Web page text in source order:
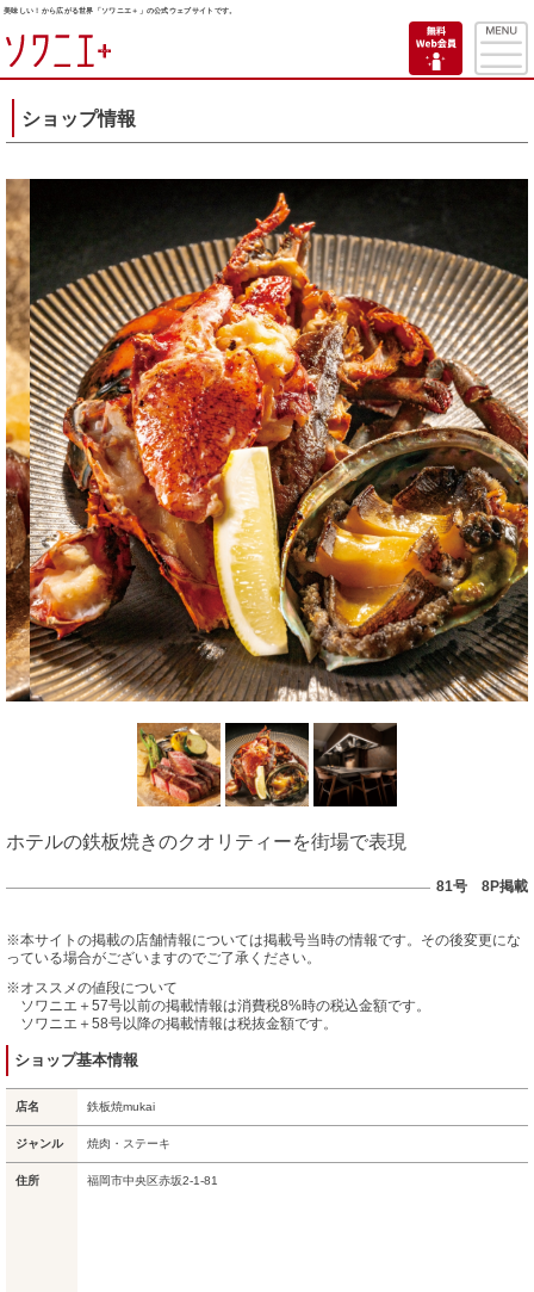
美味しい！から広がる世界「ソワニエ＋」の公式ウェブサイトです。
ショップ情報
ホテルの鉄板焼きのクオリティーを街場で表現
81号 8P掲載
※本サイトの掲載の店舗情報については掲載号当時の情報です。その後変更にな
っている場合がございますのでご了承ください。
※オススメの値段について
ソワニエ＋57号以前の掲載情報は消費税8%時の税込金額です。
ソワニエ＋58号以降の掲載情報は税抜金額です。
ショップ基本情報
店名 鉄板焼mukai
ジャンル 焼肉・ステーキ
住所 福岡市中央区赤坂2-1-81